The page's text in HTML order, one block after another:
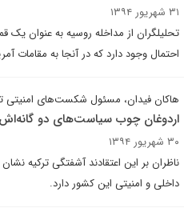
۳۱ شهریور ۱۳۹۴
تحلیلگران از مداخله روسیه به عنوان یک
احتمال وجود دارد که در آنجا به مقامات
هاکان فیدان، مسئول شکست‌های امنیتی
اردوغان چوب سیاست‌های دو
۳۰ شهریور ۱۳۹۴
ناظران بر این اعتقادند آشفتگی ترکیه
داخلی و امنیتی این کشور دارد.